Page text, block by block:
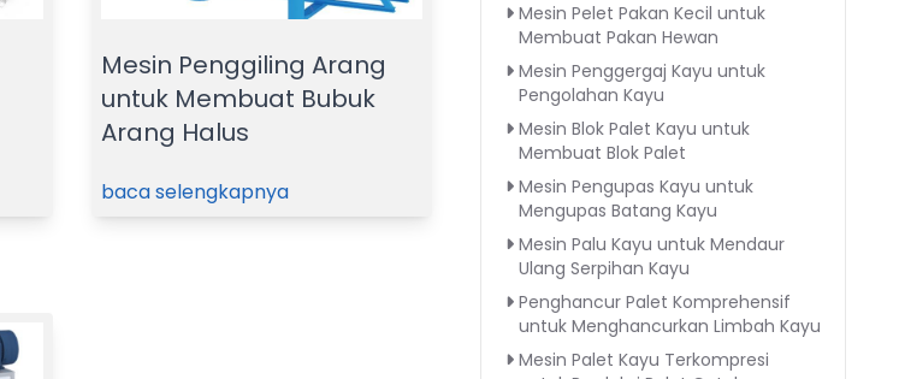
Mesin Penggiling Arang
untuk Membuat Bubuk
Arang Halus
baca selengkapnya
Mesin Pelet Pakan Kecil untuk
Membuat Pakan Hewan
Mesin Penggergaj Kayu untuk
Pengolahan Kayu
Mesin Blok Palet Kayu untuk
Membuat Blok Palet
Mesin Pengupas Kayu untuk
Mengupas Batang Kayu
Mesin Palu Kayu untuk Mendaur
Ulang Serpihan Kayu
Penghancur Palet Komprehensif
untuk Menghancurkan Limbah Kayu
Mesin Palet Kayu Terkompresi